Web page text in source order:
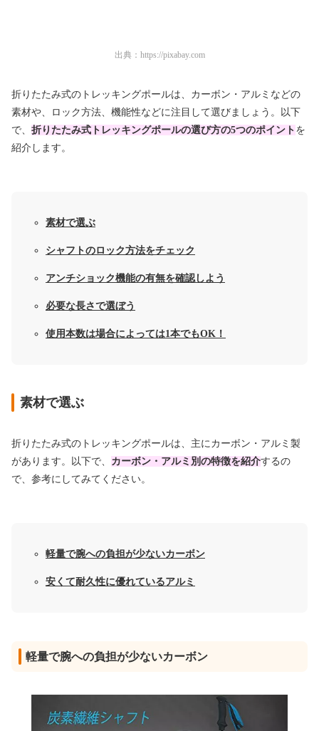
出典： https://pixabay.com
折りたたみ式のトレッキングポールは、カーボン・アルミなどの
素材や、ロック方法、機能性などに注目して選びましょう。以下
で、 折りたたみ式トレッキングポールの選び方の5つのポイント を
紹介します。
素材で選ぶ
シャフトのロック方法をチェック
アンチショック機能の有無を確認しよう
必要な長さで選ぼう
使用本数は場合によっては1本でもOK！
素材で選ぶ
折りたたみ式のトレッキングポールは、主にカーボン・アルミ製
があります。以下で、 カーボン・アルミ別の特徴を紹介するの
で、参考にしてみてください。
軽量で腕への負担が少ないカーボン
安くて耐久性に優れているアルミ
軽量で腕への負担が少ないカーボン